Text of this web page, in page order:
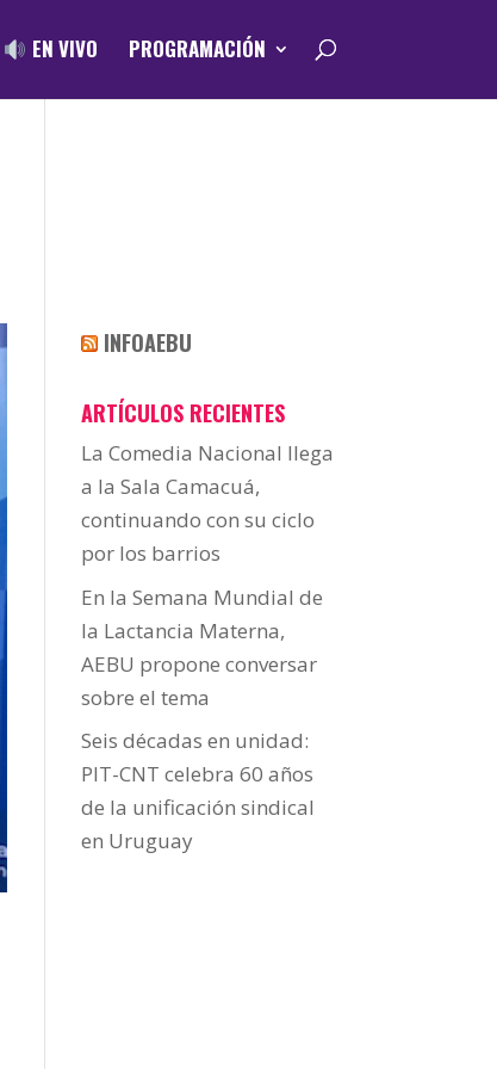
EN VIVO PROGRAMACIÓN
INFOAEBU
ARTÍCULOS RECIENTES
La Comedia Nacional llega
a la Sala Camacuá,
continuando con su ciclo
por los barrios
En la Semana Mundial de
la Lactancia Materna,
AEBU propone conversar
sobre el tema
Seis décadas en unidad:
PIT-CNT celebra 60 años
de la unificación sindical
en Uruguay